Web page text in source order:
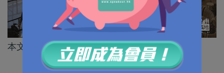
本文作者為立法會議員陳恒鑌